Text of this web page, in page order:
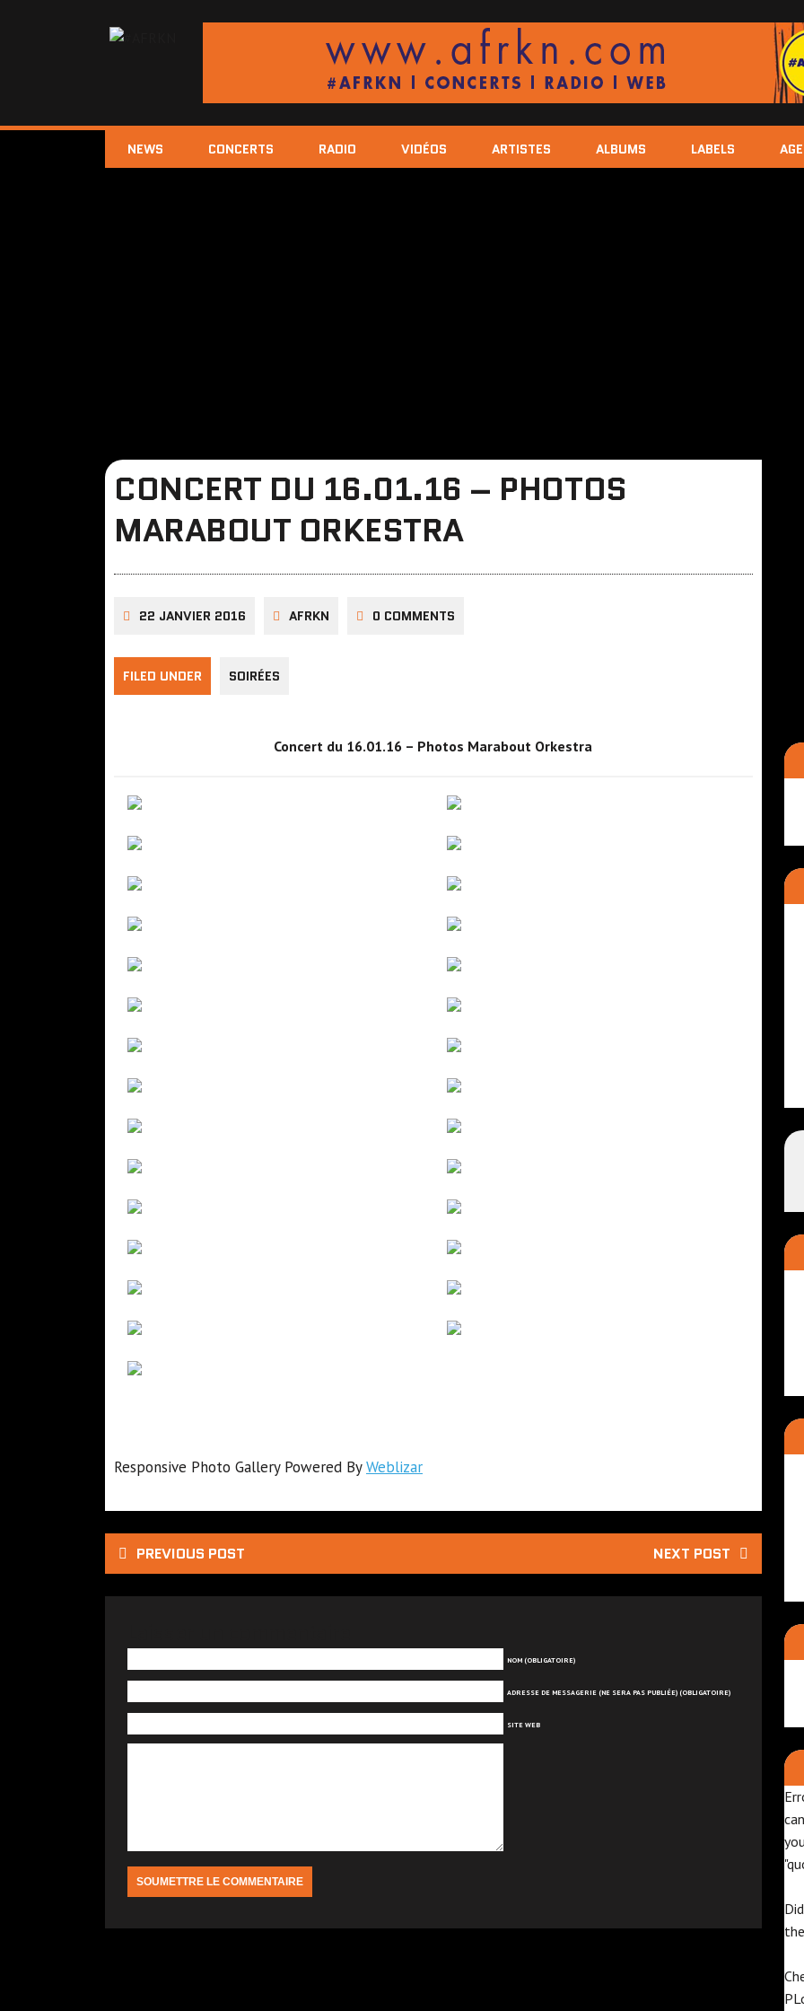
NEWS CONCERTS RADIO VIDÉOS ARTISTES ALBUMS LABELS
CONCERT DU 16.01.16 – PHOTOS
MARABOUT ORKESTRA
22 JANVIER 2016 AFRKN 0 COMMENTS
FILED UNDER SOIRÉES
Concert du 16.01.16 – Photos Marabout Orkestra
Responsive Photo Gallery Powered ByWeblizar
PREVIOUS POST NEXT POST
NOM (OBLIGATOIRE)
ADRESSE DE MESSAGERIE (NE SERA PAS PUBLIÉE) (OBLIGATOIRE)
SITE WEB
the